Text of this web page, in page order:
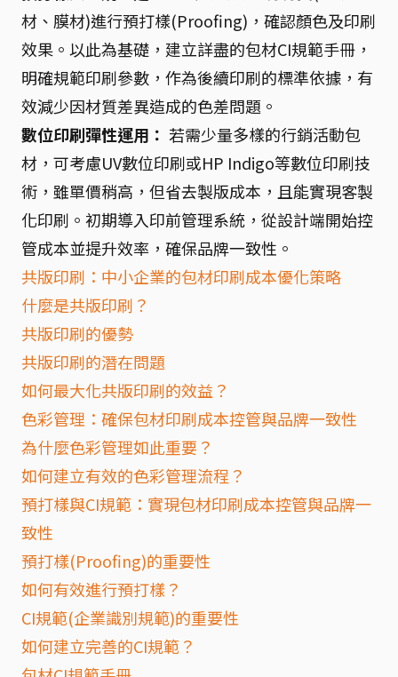
材、膜材)進行預打樣(Proofing)，確認顏色及印刷
效果。以此為基礎，建立詳盡的包材CI規範手冊，
明確規範印刷參數，作為後續印刷的標準依據，有
效減少因材質差異造成的色差問題。
數位印刷彈性運用： 若需少量多樣的行銷活動包
材，可考慮UV數位印刷或HP Indigo等數位印刷技
術，雖單價稍高，但省去製版成本，且能實現客製
化印刷。初期導入印前管理系統，從設計端開始控
管成本並提升效率，確保品牌一致性。
共版印刷：中小企業的包材印刷成本優化策略
什麼是共版印刷？
共版印刷的優勢
共版印刷的潛在問題
如何最大化共版印刷的效益？
色彩管理：確保包材印刷成本控管與品牌一致性
為什麼色彩管理如此重要？
如何建立有效的色彩管理流程？
預打樣與CI規範：實現包材印刷成本控管與品牌一
致性
預打樣(Proofing)的重要性
如何有效進行預打樣？
CI規範(企業識別規範)的重要性
如何建立完善的CI規範？